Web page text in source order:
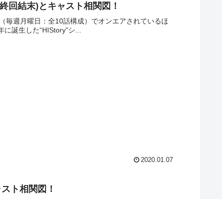
回結末)とキャスト相関図！
毎週月曜日：全10話構成）でオンエアされているほ
誕生した“HIStory”シ...
2020.01.07
ト相関図！